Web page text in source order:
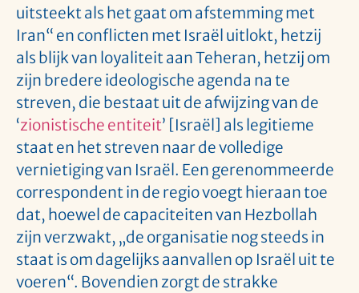
uitsteekt als het gaat om afstemming met
Iran“ en conflicten met Israël uitlokt, hetzij
als blijk van loyaliteit aan Teheran, hetzij om
zijn bredere ideologische agenda na te
streven, die bestaat uit de afwijzing van de
‘zionistische entiteit’ [Israël] als legitieme
staat en het streven naar de volledige
vernietiging van Israël. Een gerenommeerde
correspondent in de regio voegt hieraan toe
dat, hoewel de capaciteiten van Hezbollah
zijn verzwakt, „de organisatie nog steeds in
staat is om dagelijks aanvallen op Israël uit te
voeren“. Bovendien zorgt de strakke